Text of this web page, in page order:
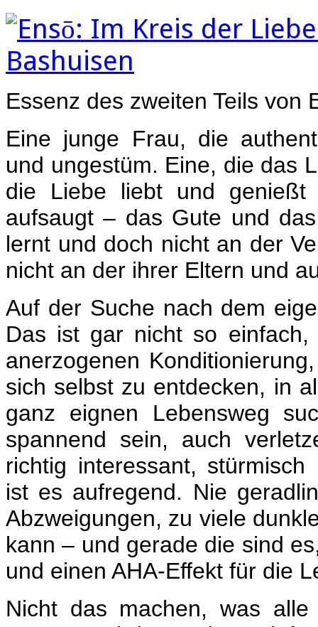
Essenz des zweiten Teils von
Eine junge Frau, die
und ungestüm. Eine, die das
die Liebe liebt und
aufsaugt – das Gute und
lernt und doch nicht an der
nicht an der ihrer Eltern und
Auf der Suche nach dem
Das ist gar nicht so
anerzogenen
sich selbst zu entdecken, in
ganz eignen Lebensweg
spannend sein, auch
richtig interessant,
ist es aufregend. Nie
Abzweigungen, zu viele
kann– und gerade die sind
und einen AHA-Effekt für die
Nicht das machen, was